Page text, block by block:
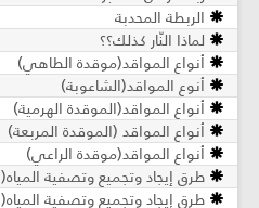
الربطة المحدبة
لماذا النّار كذلك؟؟
أنواع المواقد(موقدة الطاهي)
أنوع المواقد(الشاعوبة)
أنواع المواقد(الموقدة الهرمية)
أنواع المواقد (الموقدة المربعة)
أنواع المواقد(موقدة الراعي)
طرق إيجاد وتجميع وتصفية المياه(2)
طرق إيجاد وتجميع وتصفية المياه(1)